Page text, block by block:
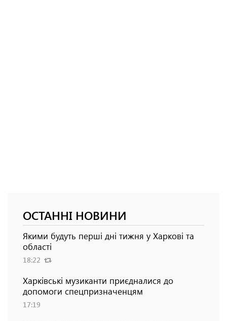
ОСТАННІ НОВИНИ
Якими будуть перші дні тижня у Харкові та
області
18:22
Харківські музиканти приєдналися до
допомоги спецпризначенцям
17:19